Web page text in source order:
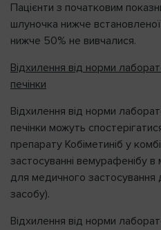
Пацієнти з початковим
шлуночка нижче
нижче 50% не вивчалися.
Відхилення від норми
печінки
Відхилення від норми
печінки можуть
препарату Кобіметиніб у
застосуванні вемурафенібу в
для медичного застосування
засобу).
Відхилення від норми